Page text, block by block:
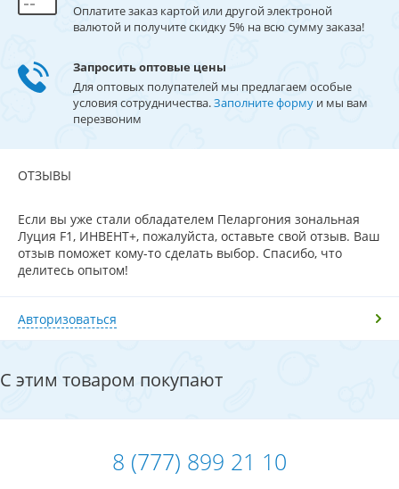
Оплатите заказ картой или другой электроной
валютой и получите скидку 5% на всю сумму заказа!
Запросить оптовые цены
Для оптовых полупателей мы предлагаем особые
условия сотрудничества.Заполните форму и мы вам
перезвоним
ОТЗЫВЫ
Если вы уже стали обладателем Пеларгония зональная
Луция F1, ИНВЕНТ+, пожалуйста, оставьте свой отзыв. Ваш
отзыв поможет кому-то сделать выбор. Спасибо, что
делитесь опытом!
Авторизоваться
С этим товаром покупают
8 (777) 899 21 10